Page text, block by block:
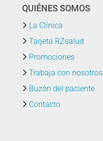
QUIÉNES SOMOS
La Clínica
Tarjeta RZsalud
Promociones
Trabaja con nosotros
Buzón del paciente
Contacto